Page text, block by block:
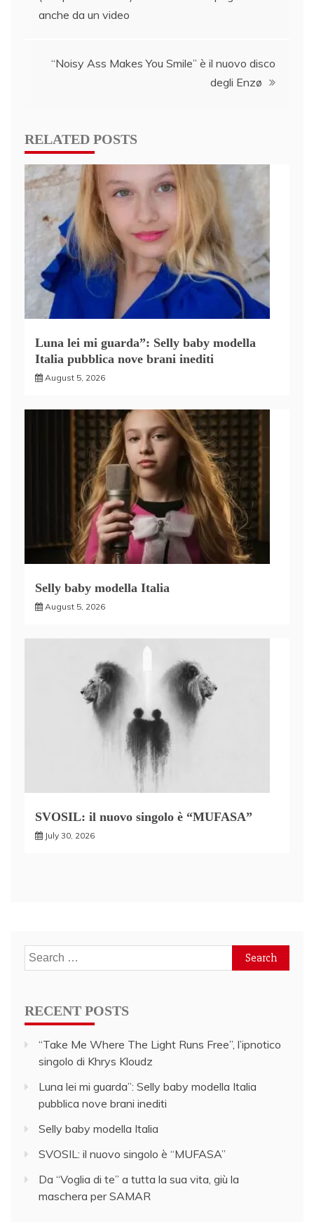
anche da un video
“Noisy Ass Makes You Smile” è il nuovo disco
degli Enzø
RELATED POSTS
Luna lei mi guarda”: Selly baby modella
Italia pubblica nove brani inediti
August 5, 2026
Selly baby modella Italia
August 5, 2026
SVOSIL: il nuovo singolo è “MUFASA”
July 30, 2026
Search
for:
RECENT POSTS
“Take Me Where The Light Runs Free”, l’ipnotico
singolo di Khrys Kloudz
Luna lei mi guarda”: Selly baby modella Italia
pubblica nove brani inediti
Selly baby modella Italia
SVOSIL: il nuovo singolo è “MUFASA”
Da “Voglia di te” a tutta la sua vita, giù la
maschera per SAMAR